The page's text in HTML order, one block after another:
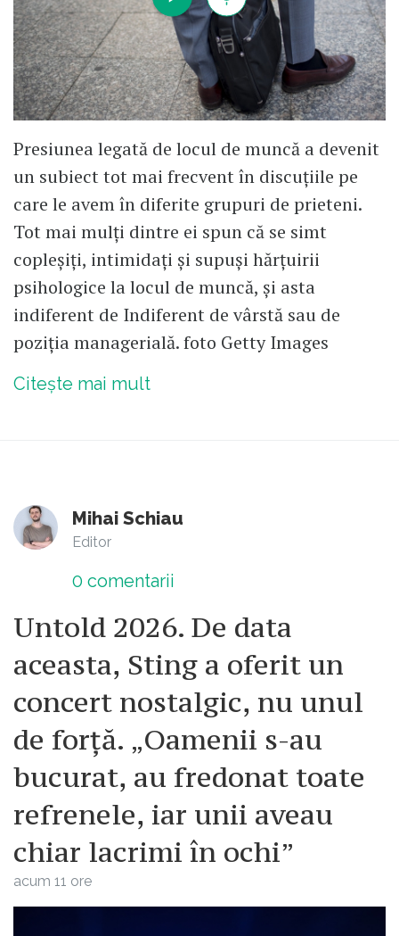
Presiunea legată de locul de muncă a devenit
un subiect tot mai frecvent în discuțiile pe
care le avem în diferite grupuri de prieteni.
Tot mai mulți dintre ei spun că se simt
copleșiți, intimidați și supuși hărțuirii
psihologice la locul de muncă, și asta
indiferent de Indiferent de vârstă sau de
poziția managerială. foto Getty Images
Citește mai mult
Mihai Schiau
Editor
0 comentarii
Untold 2026. De data
aceasta, Sting a oferit un
concert nostalgic, nu unul
de forță. „Oamenii s-au
bucurat, au fredonat toate
refrenele, iar unii aveau
chiar lacrimi în ochi”
acum 11 ore